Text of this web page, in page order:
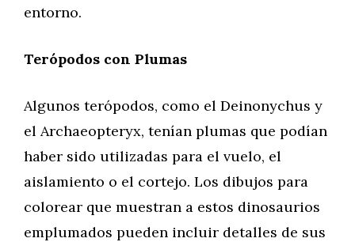
entorno.
Terópodos con Plumas
Algunos terópodos, como el Deinonychus y
el Archaeopteryx, tenían plumas que podían
haber sido utilizadas para el vuelo, el
aislamiento o el cortejo. Los dibujos para
colorear que muestran a estos dinosaurios
emplumados pueden incluir detalles de sus